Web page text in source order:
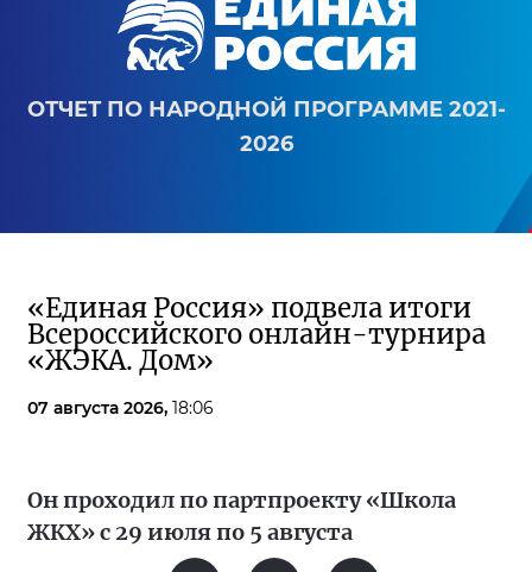
ОТЧЕТ ПО НАРОДНОЙ ПРОГРАММЕ 2021-
2026
«Единая Россия» подвела итоги
Всероссийского онлайн-турнира
«ЖЭКА. Дом»
07 августа 2026, 18:06
Он проходил по партпроекту «Школа
ЖКХ» с 29 июля по 5 августа